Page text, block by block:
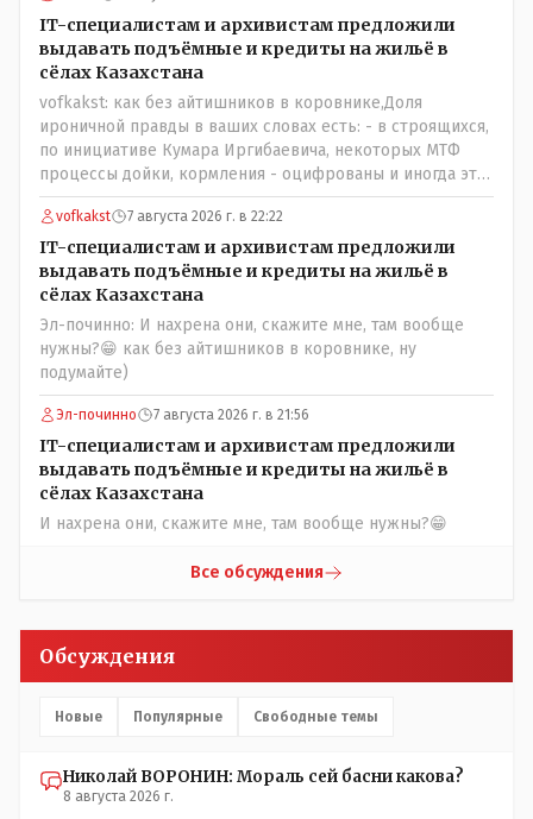
на 250-300 человек там обойдётся в разы дешевле чем в
Костанае. Цитата:///Кому доверять?/// Только себе: - за
что боролись на то и напоролись- хотели капитализм,
захотели жить в коммунизме где был принцип:
"....человек человеку- брат...."
всесильного Розинова целый холдинг и теперь против
президента выступает! Вот ни капельки ему не поверю,
что он действует в интересах страны, про народ уже и
не говорю! Опять какие то закулисные игры?
IT-специалистам и архивистам предложили
выдавать подъёмные и кредиты на жильё в
сёлах Казахстана
vofkakst: как без айтишников в коровнике,Доля
ироничной правды в ваших словах есть: - в строящихся,
по инициативе Кумара Иргибаевича, некоторых МТФ
процессы дойки, кормления - оцифрованы и иногда эти
программы дают сбой - и тогда они нужны, хотя я
насколько в курсе своей комьютерной безграмотности
- все эти вопросы можно решать и устранять эти сбои и
удалённо - лёжа на диване, в городе. Но, этих
современных и оцифрованных МТФ критично мало для
массового переезда лохматых и обкуренных молодых
ребят из города в село, да и те МТФ я по опыту
подозреваю, скоро перейдут на обслуживание с
помошью кувалды, китайского скотча, алюминевой
проволоки и русского мата. Вот где работать в селе
именно АРХИВАРИУСАМ - понятие не имею- допустим
все мои архивы по работе и по семейной жизни -
помещаются в одну дешёвую китайскую флешку
Впрочем, не надо гадать: - это замутили УМНЫЕ люди
наверняка они знают что делают.
vofkakst 7 августа 2026 г. в 22:22
IT-специалистам и архивистам предложили
выдавать подъёмные и кредиты на жильё в
сёлах Казахстана
Эл-починно: И нахрена они, скажите мне, там вообще
нужны?😁 как без айтишников в коровнике, ну
подумайте)
Эл-починно 7 августа 2026 г. в 21:56
IT-специалистам и архивистам предложили
выдавать подъёмные и кредиты на жильё в
сёлах Казахстана
И нахрена они, скажите мне, там вообще нужны?😁
Все обсуждения
Обсуждения
Новые Популярные Свободные темы
Николай ВОРОНИН: Мораль сей басни какова?
8 августа 2026 г.